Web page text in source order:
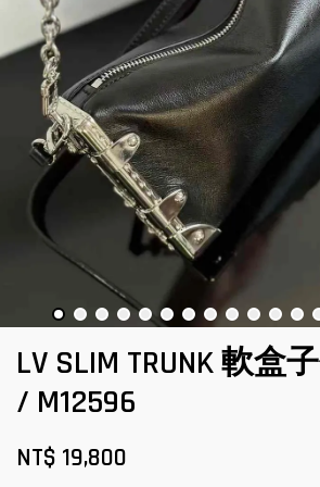
LV SLIM TRUNK 軟盒
/ M12596
NT$ 19,800